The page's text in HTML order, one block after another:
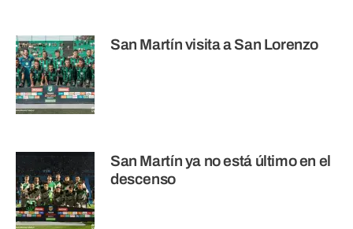
San Martín visita a San Lorenzo
San Martín ya no está último en el
descenso